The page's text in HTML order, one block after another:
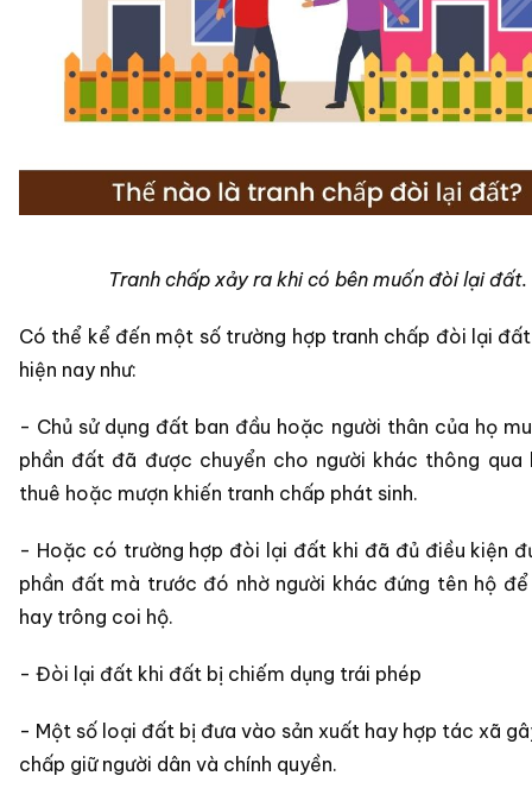
Tranh chấp xảy ra khi có bên muốn đòi lại đất.
Có thể kể đến một số trường hợp tranh chấp đòi lại
hiện nay như:
- Chủ sử dụng đất ban đầu hoặc người thân của họ
phần đất đã được chuyển cho người khác thông qua
thuê hoặc mượn khiến tranh chấp phát sinh.
- Hoặc có trường hợp đòi lại đất khi đã đủ điều kiện
phần đất mà trước đó nhờ người khác đứng tên hộ
hay trông coi hộ.
- Đòi lại đất khi đất bị chiếm dụng trái phép
- Một số loại đất bị đưa vào sản xuất hay hợp tác xã
chấp giữ người dân và chính quyền.